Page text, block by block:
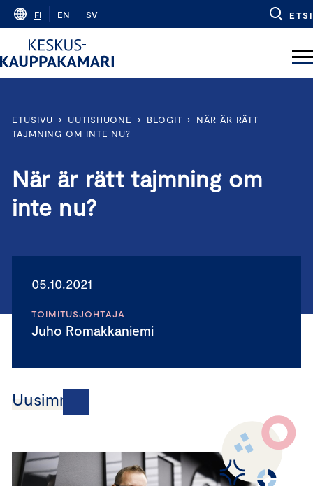
Skip
content
FI EN SV ETSI
ETUSIVU › UUTISHUONE › BLOGIT ›
NÄR ÄR RÄTT
TAJMNING OM INTE NU?
När är rätt tajmning om
inte nu?
05.10.2021
TOIMITUSJOHTAJA
Juho Romakkaniemi
Uusimmat